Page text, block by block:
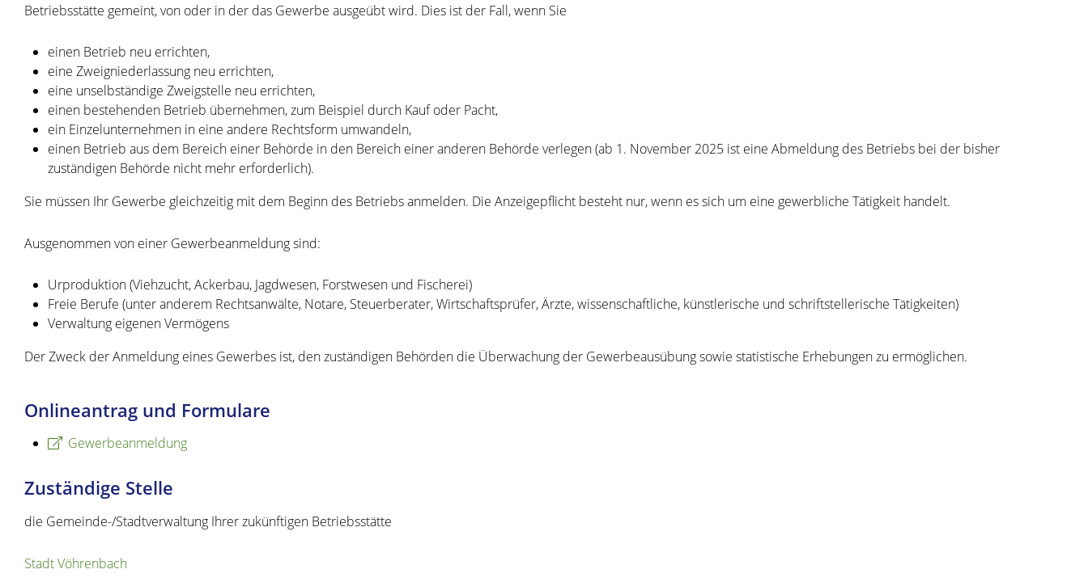
Betriebsstätte gemeint, von oder in der das Gewerbe ausgeübt wird. Dies ist der Fall, wenn Sie
einen Betrieb neu errichten,
eine Zweigniederlassung neu errichten,
eine unselbständige Zweigstelle neu errichten,
einen bestehenden Betrieb übernehmen, zum Beispiel durch Kauf oder Pacht,
ein Einzelunternehmen in eine andere Rechtsform umwandeln,
einen Betrieb aus dem Bereich einer Behörde in den Bereich einer anderen Behörde verlegen (ab 1. November 2025 ist eine Abmeldung des Betriebs bei der bisher
zuständigen Behörde nicht mehr erforderlich).
Sie müssen Ihr Gewerbe gleichzeitig mit dem Beginn des Betriebs anmelden. Die Anzeigepflicht besteht nur, wenn es sich um eine gewerbliche Tätigkeit handelt.
Ausgenommen von einer Gewerbeanmeldung sind:
Urproduktion (Viehzucht, Ackerbau, Jagdwesen, Forstwesen und Fischerei)
Freie Berufe (unter anderem Rechtsanwälte, Notare, Steuerberater, Wirtschaftsprüfer, Ärzte, wissenschaftliche, künstlerische und schriftstellerische Tätigkeiten)
Verwaltung eigenen Vermögens
Der Zweck der Anmeldung eines Gewerbes ist, den zuständigen Behörden die Überwachung der Gewerbeausübung sowie statistische Erhebungen zu ermöglichen.
Onlineantrag und Formulare
Gewerbeanmeldung
Zuständige Stelle
die Gemeinde-/Stadtverwaltung Ihrer zukünftigen Betriebsstätte
Stadt Vöhrenbach